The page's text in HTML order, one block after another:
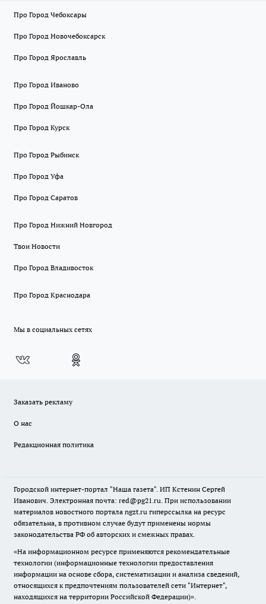
Про Город Чебоксары
Про Город Новочебоксарск
Про Город Ярославль
Про Город Иваново
Про Город Йошкар-Ола
Про Город Курск
Про Город Рыбинск
Про Город Уфа
Про Город Саратов
Про Город Нижний Новгород
Твои Новости
Про Город Владивосток
Про Город Краснодара
Мы в социальных сетях
Заказать рекламу
О нас
Редакционная политика
Городской интернет-портал "Наша газета". ИП Кстенин Сергей
Иванович. Электронная почта: red@pg21.ru. При использовании
материалов новостного портала ngzt.ru гиперссылка на ресурс
обязательна, в противном случае будут применены нормы
законодательства РФ об авторских и смежных правах.
«На информационном ресурсе применяются рекомендательные
технологии (информационные технологии предоставления
информации на основе сбора, систематизации и анализа сведений,
относящихся к предпочтениям пользователей сети "Интернет",
находящихся на территории Российской Федерации)».